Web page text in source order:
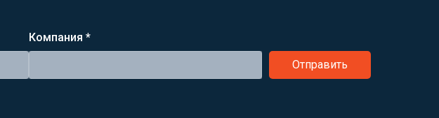
Компания *
Отправить